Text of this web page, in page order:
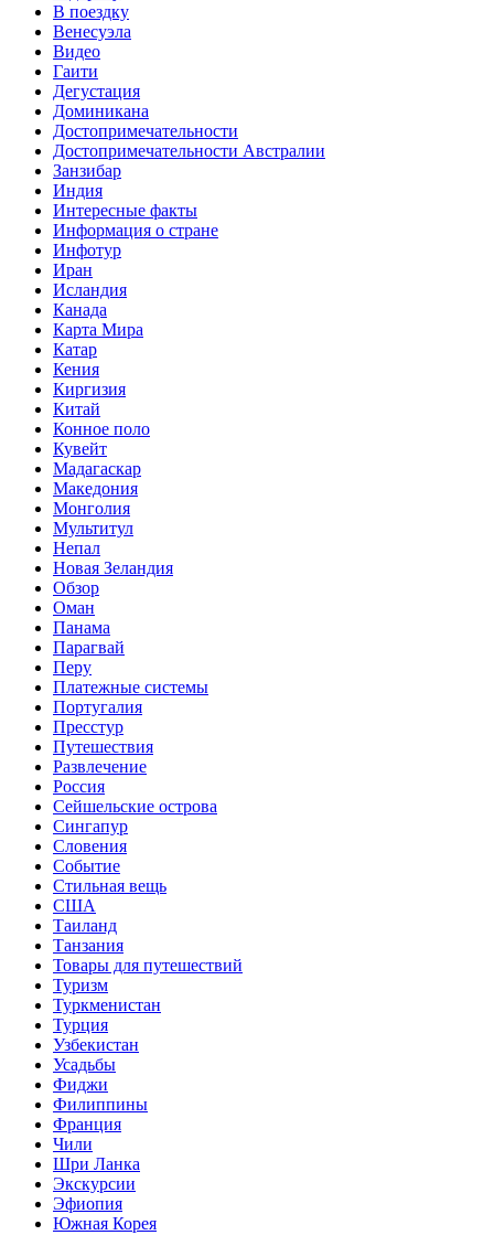
В поездку
Венесуэла
Видео
Гаити
Дегустация
Доминикана
Достопримечательности
Достопримечательности Австралии
Занзибар
Индия
Интересные факты
Информация о стране
Инфотур
Иран
Исландия
Канада
Карта Мира
Катар
Кения
Киргизия
Китай
Конное поло
Кувейт
Мадагаскар
Македония
Монголия
Мультитул
Непал
Новая Зеландия
Обзор
Оман
Панама
Парагвай
Перу
Платежные системы
Португалия
Пресстур
Путешествия
Развлечение
Россия
Сейшельские острова
Сингапур
Словения
Событие
Стильная вещь
США
Таиланд
Танзания
Товары для путешествий
Туризм
Туркменистан
Турция
Узбекистан
Усадьбы
Фиджи
Филиппины
Франция
Чили
Шри Ланка
Экскурсии
Эфиопия
Южная Корея